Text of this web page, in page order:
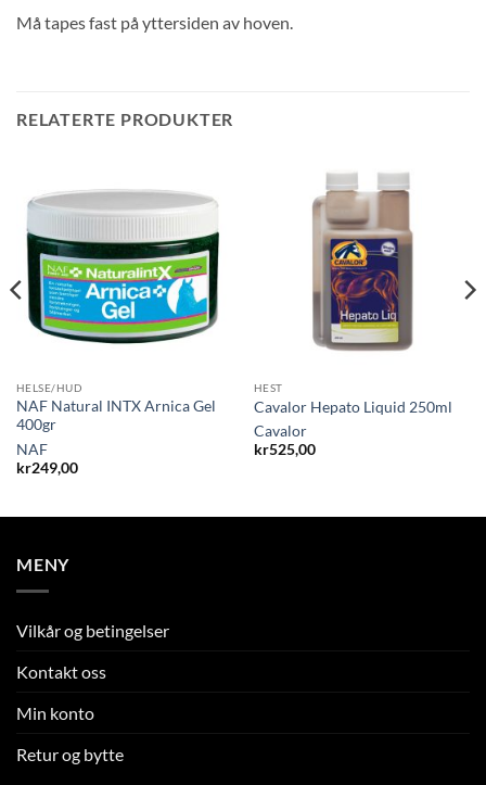
Må tapes fast på yttersiden av hoven.
RELATERTE PRODUKTER
HELSE/HUD
NAF Natural INTX Arnica Gel
400gr
NAF
kr249,00
HEST
Cavalor Hepato Liquid 250ml
Cavalor
kr525,00
MENY
Vilkår og betingelser
Kontakt oss
Min konto
Retur og bytte